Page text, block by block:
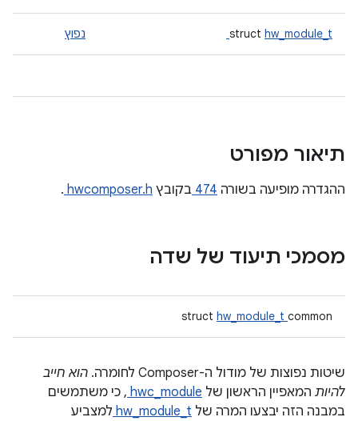
struct hw_module_t נפוץ
תיאור מפורט
ההגדרה מופיעה בשורה 474 בקובץ hwcomposer.h
.
מסמכי תיעוד של שדה
struct hw_module_t common
שיטות נפוצות של מודול ה-Composer לחומרה.
הוא חייב
להיות המאפיין הראשון של hwc_module , כי משתמשים
במבנה הזה יבצעו המרה של hw_module_t למצביע